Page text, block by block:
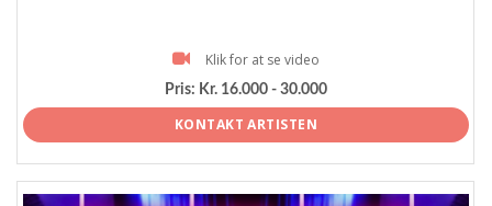
Klik for at se video
Pris: Kr. 16.000 - 30.000
KONTAKT ARTISTEN